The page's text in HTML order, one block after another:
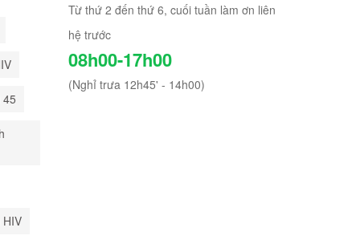
Từ thứ 2 đến thứ 6, cuối tuần làm ơn liên
hệ trước
08h00-17h00
(Nghỉ trưa 12h45' - 14h00)